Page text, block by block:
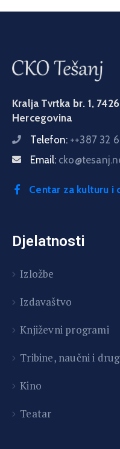
Kralja Tvrtka br. 1,
Hercegovina
Telefon: ++387 32
Email:
Centar za kulturu i
Djelatnosti
Izložbe
Izdavaštvo
Književni programi
Tribine, naučni i
Kino
Teatar